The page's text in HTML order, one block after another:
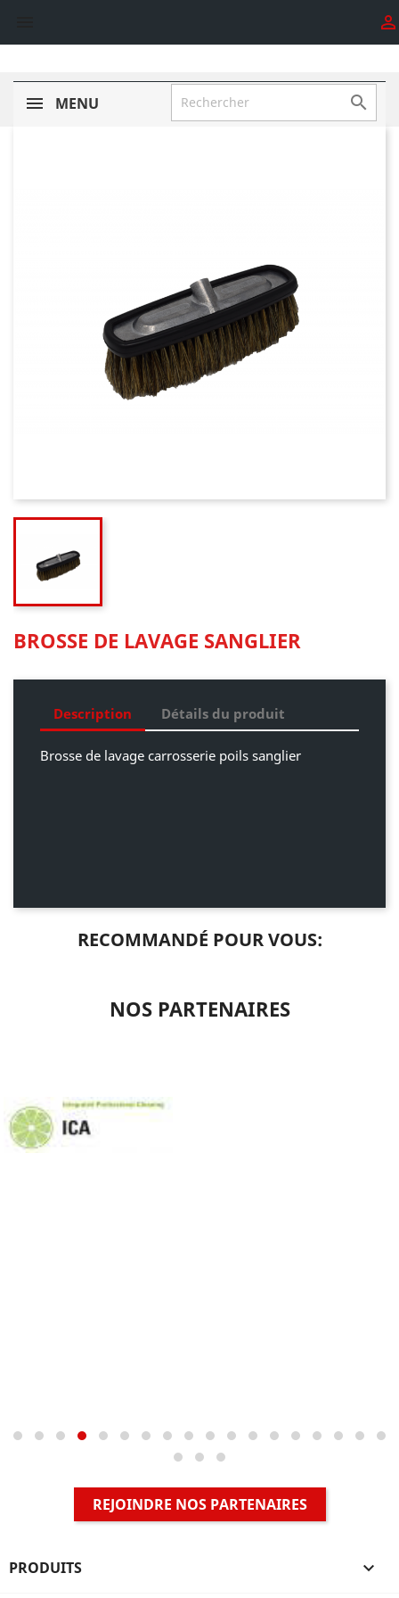

MENU 
BROSSE DE LAVAGE SANGLIER
Description Détails du produit
Brosse de lavage carrosserie poils sanglier
RECOMMANDÉ POUR VOUS:
NOS PARTENAIRES
REJOINDRE NOS PARTENAIRES
PRODUITS 